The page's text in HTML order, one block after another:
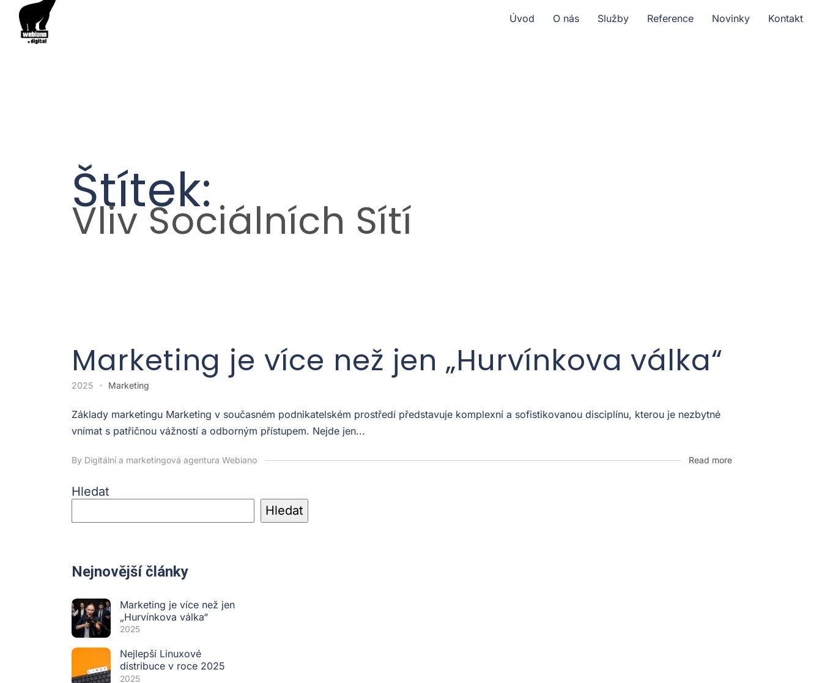
Úvod O nás Služby Reference Novinky Kontakt
Štítek:
Vliv Sociálních Sítí
Marketing je více než jen „Hurvínkova válka“
2025 Marketing
Základy marketingu Marketing v současném podnikatelském prostředí představuje komplexní a sofistikovanou disciplínu, kterou je nezbytné
vnímat s patřičnou vážností a odborným přístupem. Nejde jen...
By Digitální a marketingová agentura Webiano Read more
Hledat
Hledat
Nejnovější články
Marketing je více než jen
„Hurvínkova válka“
2025
Nejlepší Linuxové
distribuce v roce 2025
2025